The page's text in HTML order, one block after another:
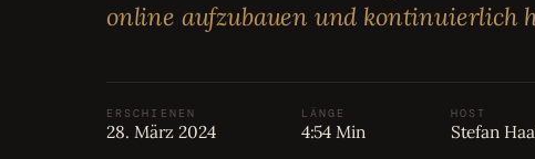
online aufzubauen und kontinuierlich
ERSCHIENEN
28. März 2024
LÄNGE
4:54 Min
HOST
Stefan